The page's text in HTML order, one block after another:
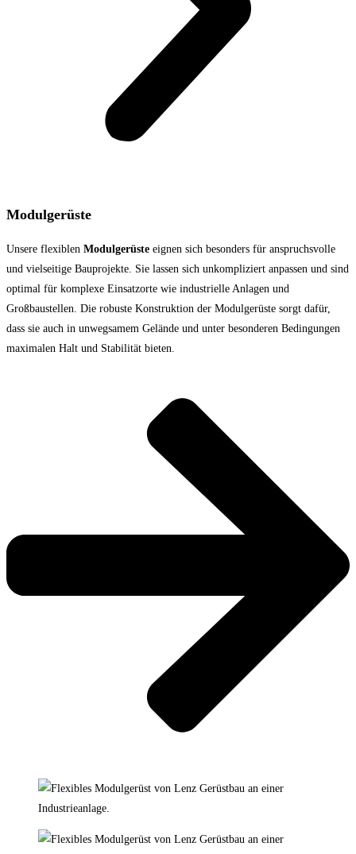
Modulgerüste
Unsere flexiblen Modulgerüste eignen sich besonders für anspruchsvolle
und vielseitige Bauprojekte. Sie lassen sich unkompliziert anpassen und sind
optimal für komplexe Einsatzorte wie industrielle Anlagen und
Großbaustellen. Die robuste Konstruktion der Modulgerüste sorgt dafür,
dass sie auch in unwegsamem Gelände und unter besonderen Bedingungen
maximalen Halt und Stabilität bieten.